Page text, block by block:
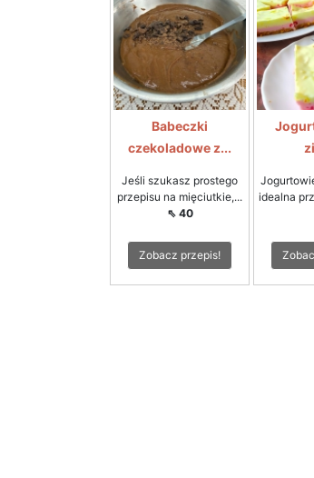
Babeczki
czekoladowe z...
Jeśli szukasz prostego
przepisu na mięciutkie,...
⇖ 40
Zobacz przepis!
idealna